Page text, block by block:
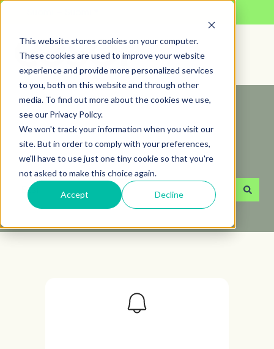
This website stores cookies on your computer.
These cookies are used to improve your website
experience and provide more personalized services
to you, both on this website and through other
media. To find out more about the cookies we use,
see our Privacy Policy.
We won't track your information when you visit our
site. But in order to comply with your preferences,
we'll have to use just one tiny cookie so that you're
not asked to make this choice again.
Accept Decline
Kuinka voimme auttaa
sinua?
Ehdotuksia ei ole, koska hakukenttä on tyhjä.